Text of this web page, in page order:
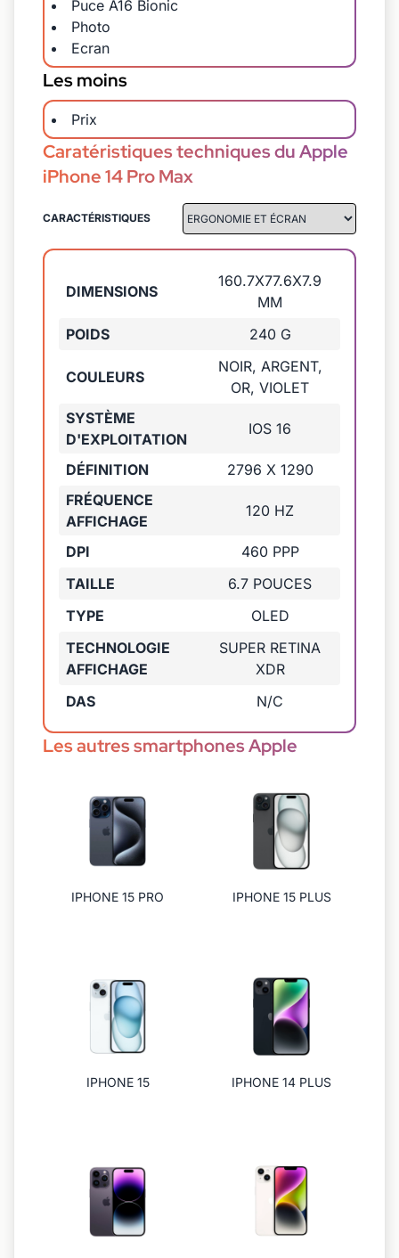
Puce A16 Bionic
Photo
Ecran
Les moins
Prix
Caratéristiques techniques du Apple
iPhone 14 Pro Max
CARACTÉRISTIQUES
DIMENSIONS
160.7X77.6X7.9
MM
POIDS
240 G
COULEURS
NOIR, ARGENT,
OR, VIOLET
SYSTÈME
D'EXPLOITATION
IOS 16
DÉFINITION
2796 X 1290
FRÉQUENCE
AFFICHAGE
120 HZ
DPI
460 PPP
TAILLE
6.7 POUCES
TYPE
OLED
TECHNOLOGIE
AFFICHAGE
SUPER RETINA
XDR
DAS
N/C
Les autres smartphones Apple
IPHONE 15 PRO IPHONE 15 PLUS
IPHONE 15 IPHONE 14 PLUS